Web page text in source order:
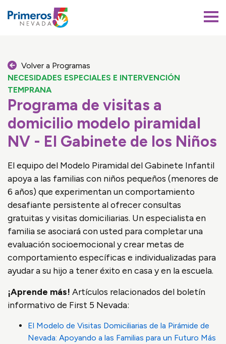
Volver a Programas
NECESIDADES ESPECIALES E INTERVENCIÓN
TEMPRANA
Programa de visitas a
domicilio modelo piramidal
NV - El Gabinete de los Niños
El equipo del Modelo Piramidal del Gabinete Infantil
apoya a las familias con niños pequeños (menores de
6 años) que experimentan un comportamiento
desafiante persistente al ofrecer consultas
gratuitas y visitas domiciliarias. Un especialista en
familia se asociará con usted para completar una
evaluación socioemocional y crear metas de
comportamiento específicas e individualizadas para
ayudar a su hijo a tener éxito en casa y en la escuela.
¡Aprende más! Artículos relacionados del boletín
informativo de First 5 Nevada:
El Modelo de Visitas Domiciliarias de la Pirámide de
Nevada: Apoyando a las Familias para un Futuro Más